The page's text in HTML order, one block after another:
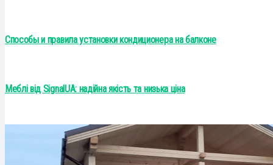
Способы и правила установки кондиционера на балконе
Меблі від SignalUA: надійна якість та низька ціна